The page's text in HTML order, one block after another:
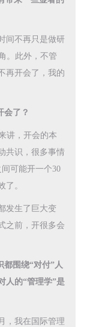
间不再只是做研
。此外，不管
再开会了，我的
会了？
讲，开会的本
共识，很多事情
可能开一个30
了。
发生了巨大变
之前，开很多会
都围绕“对付”人
人的“管理学”是
，我在国际管理